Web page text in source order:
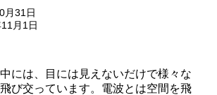
月31日
月1日
には、目には見えないだけで様々な
び交っています。電波とは空間を飛